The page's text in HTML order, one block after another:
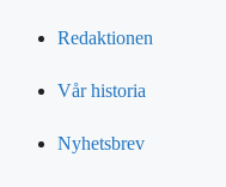
Redaktionen
Vår historia
Nyhetsbrev